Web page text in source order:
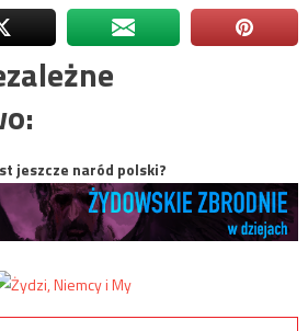
jeszcze naród polski?